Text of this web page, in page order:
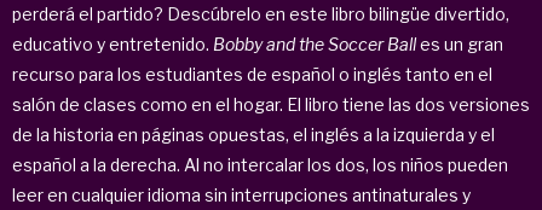
perderá el partido? Descúbrelo en este libro bilingüe divertido,
educativo y entretenido. Bobby and the Soccer Balles un gran
recurso para los estudiantes de español o inglés tanto en el
salón de clases como en el hogar. El libro tiene las dos versiones
de la historia en páginas opuestas, el inglés a la izquierda y el
español a la derecha. Al no intercalar los dos, los niños pueden
leer en cualquier idioma sin interrupciones antinaturales y